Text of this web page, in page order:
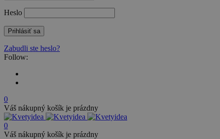
Heslo
Zabudli ste heslo?
Follow:
0
Váš nákupný košík je prázdny
0
Váš nákupný košík je prázdny